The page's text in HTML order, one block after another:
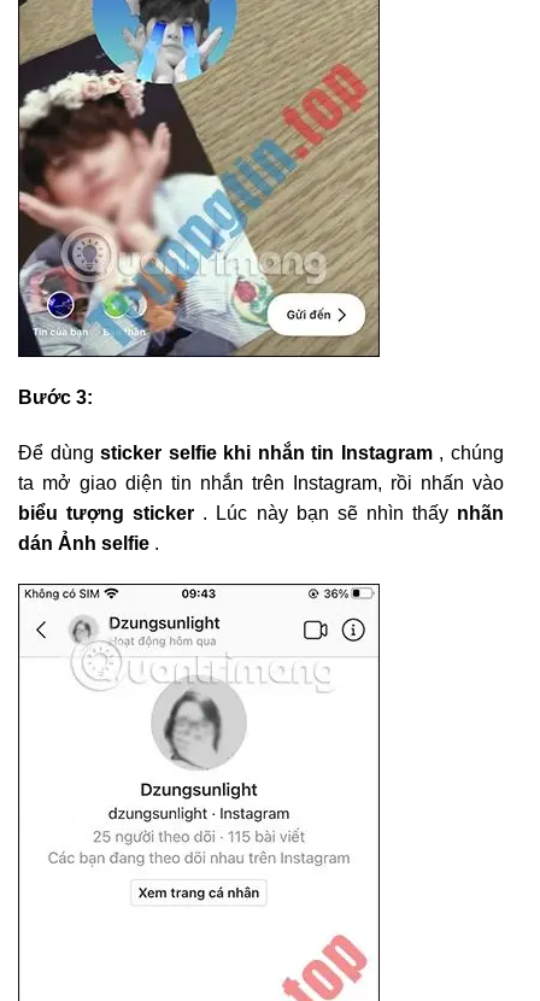
Bước 3:
Để dùngsticker selfie khi nhắn tin Instagram , chúng
ta mở giao diện tin nhắn trên Instagram, rồi nhấn vào
biểu tượng sticker . Lúc này bạn sẽ nhìn thấy nhãn
dán Ảnh selfie .